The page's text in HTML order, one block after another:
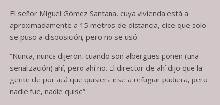
El señor Miguel Gómez Santana, cuya vivienda está a
aproximadamente a 15 metros de distancia, dice que solo
se puso a disposición, pero no se usó.
“Nunca, nunca dijeron, cuando son albergues ponen (una
señalización) ahí, pero ahí no. El director de ahí dijo que la
gente de por acá que quisiera irse a refugiar pudiera, pero
nadie fue, nadie quiso”.